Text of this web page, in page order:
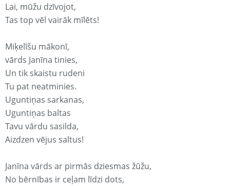
Lai, mūžu dzīvojot,
Tas top vēl vairāk mīlēts!
Miķelīšu mākonī,
vārds Janīna tinies,
Un tik skaistu rudeni
Tu pat neatminies.
Uguntiņas sarkanas,
Uguntiņas baltas
Tavu vārdu sasilda,
Aizdzen vējus saltus!
Janīna vārds ar pirmās dziesmas žūžu,
No bērnības ir ceļam līdzi dots,